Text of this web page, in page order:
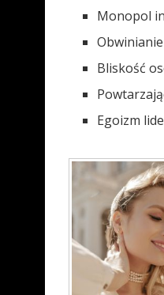
Monopol
Bliskość
Egoizm